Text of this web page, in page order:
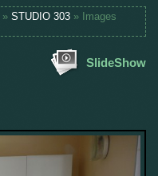
» STUDIO 303 » Images
SlideShow